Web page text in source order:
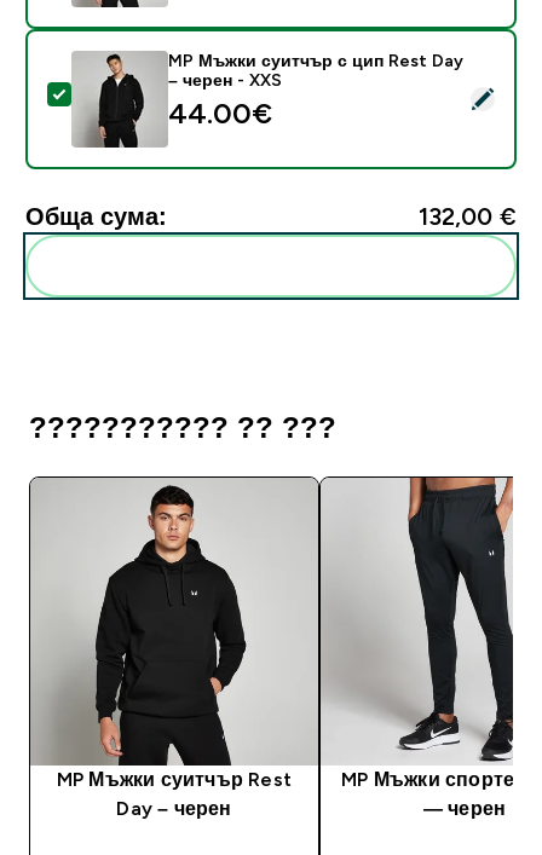
Select this product - MP Мъжки суитчър с цип Rest
MP Мъжки суитчър с цип Rest Day
– черен - XXS
44.00€‎
Обща сума: 132,00 €‎
??????????? ?? ???
MP Мъжки суитчър Rest
Day – черен
MP Мъжки спортен
— черен